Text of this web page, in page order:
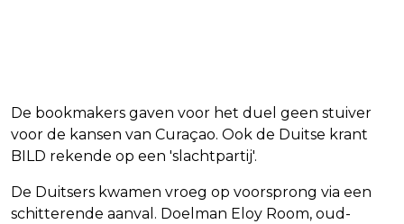
De bookmakers gaven voor het duel geen stuiver
voor de kansen van Curaçao. Ook de Duitse krant
BILD rekende op een 'slachtpartij'.
De Duitsers kwamen vroeg op voorsprong via een
schitterende aanval. Doelman Eloy Room, oud-